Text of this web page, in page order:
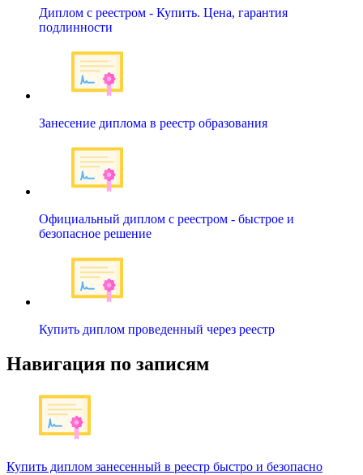
Диплом с реестром - Купить. Цена, гарантия
подлинности
Занесение диплома в реестр образования
Официальный диплом с реестром - быстрое и
безопасное решение
Купить диплом проведенный через реестр
Навигация по записям
Купить диплом занесенный в реестр быстро и безопасно